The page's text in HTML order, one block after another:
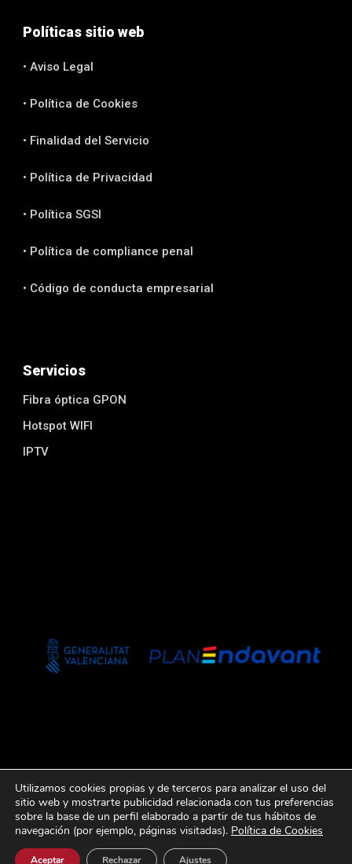
Políticas sitio web
• Aviso Legal
• Política de Cookies
• Finalidad del Servicio
• Política de Privacidad
• Política SGSI
• Política de compliance penal
• Código de conducta empresarial
Servicios
Fibra óptica GPON
Hotspot WIFI
IPTV
Utilizamos cookies propias y de terceros para analizar el uso del
sitio web y mostrarte publicidad relacionada con tus preferencias
sobre la base de un perfil elaborado a partir de tus hábitos de
navegación (por ejemplo, páginas visitadas). Política de Cookies
Aceptar Rechazar Ajustes